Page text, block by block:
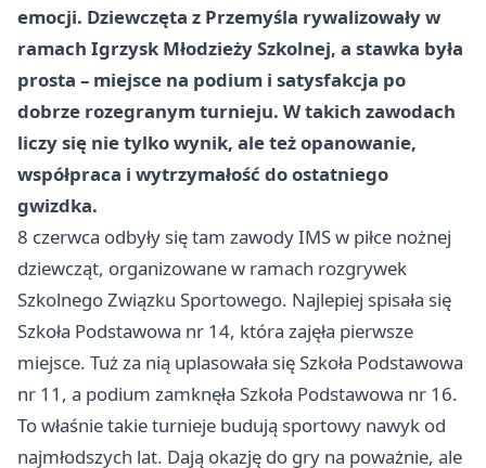
emocji. Dziewczęta z Przemyśla rywalizowały w
ramach Igrzysk Młodzieży Szkolnej, a stawka była
prosta – miejsce na podium i satysfakcja po
dobrze rozegranym turnieju. W takich zawodach
liczy się nie tylko wynik, ale też opanowanie,
współpraca i wytrzymałość do ostatniego
gwizdka.
8 czerwca odbyły się tam zawody IMS w piłce nożnej
dziewcząt, organizowane w ramach rozgrywek
Szkolnego Związku Sportowego. Najlepiej spisała się
Szkoła Podstawowa nr 14, która zajęła pierwsze
miejsce. Tuż za nią uplasowała się Szkoła Podstawowa
nr 11, a podium zamknęła Szkoła Podstawowa nr 16.
To właśnie takie turnieje budują sportowy nawyk od
najmłodszych lat. Dają okazję do gry na poważnie, ale